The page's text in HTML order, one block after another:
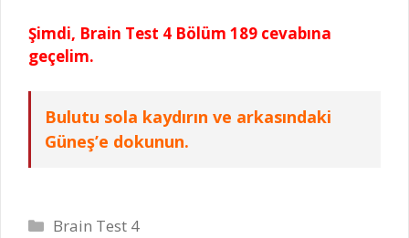
Şimdi, Brain Test 4 Bölüm 189 cevabına
geçelim.
Bulutu sola kaydırın ve arkasındaki
Güneş’e dokunun.
Kategoriler
Brain Test 4